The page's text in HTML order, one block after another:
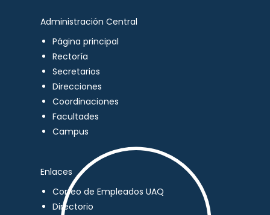
Administración Central
Página principal
Rectoría
Secretarios
Direcciones
Coordinaciones
Facultades
Campus
Enlaces
Correo de Empleados UAQ
Directorio